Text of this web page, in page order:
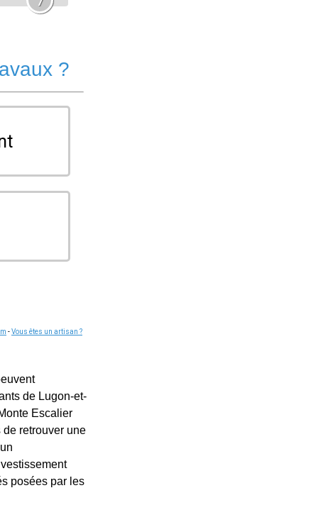
?
-Vous êtes un artisan ?
de Lugon-et-
Escalier
retrouver une
posées par les